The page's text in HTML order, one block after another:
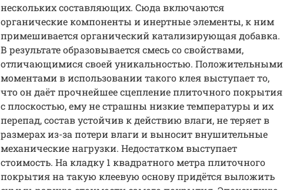
нескольких составляющих. Сюда включаются
органические компоненты и инертные элементы, к ним
примешивается органический катализирующая добавка.
В результате образовывается смесь со свойствами,
отличающимися своей уникальностью. Положительными
моментами в использовании такого клея выступает то,
что он даёт прочнейшее сцепление плиточного покрытия
с плоскостью, ему не страшны низкие температуры и их
перепад, состав устойчив к действию влаги, не теряет в
размерах из-за потери влаги и выносит внушительные
механические нагрузки. Недостатком выступает
стоимость. На кладку 1 квадратного метра плиточного
покрытия на такую клеевую основу придётся выложить